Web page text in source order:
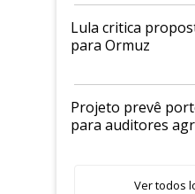
Lula critica
para Ormuz
Projeto prevê
para auditores
Ver todos